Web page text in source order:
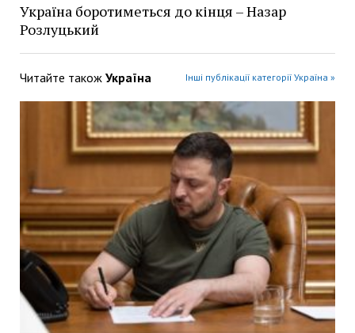
Україна боротиметься до кінця – Назар
Розлуцький
Читайте також Україна Інші публікації категорії Україна »